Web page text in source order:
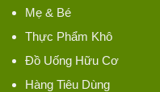
Mẹ & Bé
Thực Phẩm Khô
Đồ Uống Hữu Cơ
Hàng Tiêu Dùng